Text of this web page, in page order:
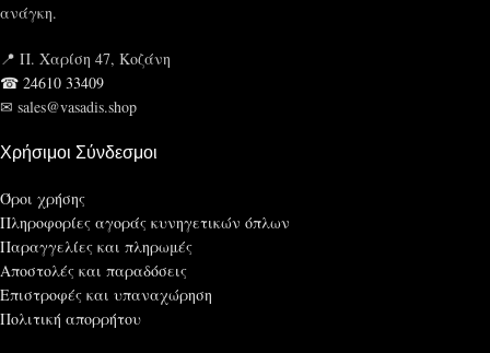
ανάγκη.
📍 Π. Χαρίση 47, Κοζάνη
☎ 24610 33409
✉ sales@vasadis.shop
Χρήσιμοι Σύνδεσμοι
Όροι χρήσης
Πληροφορίες αγοράς κυνηγετικών όπλων
Παραγγελίες και πληρωμές
Αποστολές και παραδόσεις
Επιστροφές και υπαναχώρηση
Πολιτική απορρήτου